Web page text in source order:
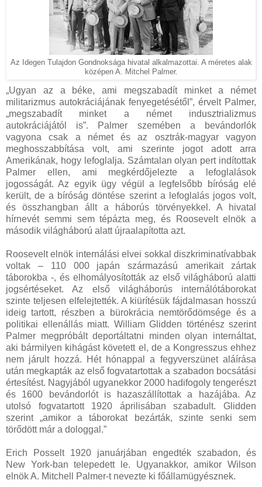
Az Idegen Tulajdon Gondnoksága hivatal alkalmazottai. A méretes alak
középen A. Mitchel Palmer.
„Ugyan az a béke, ami megszabadít minket a német
militarizmus autokráciájának fenyegetésétől”, érvelt Palmer,
„megszabadít minket a német indusztrializmus
autokráciájától is”. Palmer szemében a bevándorlók
vagyona csak a német és az osztrák-magyar vagyon
meghosszabbítása volt, ami szerinte jogot adott arra
Amerikának, hogy lefoglalja. Számtalan olyan pert indítottak
Palmer ellen, ami megkérdőjelezte a lefoglalások
jogosságát. Az egyik ügy végül a legfelsőbb bíróság elé
került, de a bíróság döntése szerint a lefoglalás jogos volt,
és összhangban állt a háborús törvényekkel. A hivatal
hírnevét semmi sem tépázta meg, és Roosevelt elnök a
második világháború alatt újraalapította azt.
Roosevelt elnök internálási elvei sokkal diszkriminatívabbak
voltak – 110 000 japán származású amerikait zártak
táborokba -, és elhomályosították az első világháború alatti
jogsértéseket. Az első világháborús internálótáborokat
szinte teljesen elfelejtették. A kiürítésük fájdalmasan hosszú
ideig tartott, részben a bürokrácia nemtörődömsége és a
politikai ellenállás miatt. William Glidden történész szerint
Palmer megpróbált deportáltatni minden olyan internáltat,
aki bármilyen kihágást követett el, de a Kongresszus ehhez
nem járult hozzá. Hét hónappal a fegyverszünet aláírása
után megkapták az első fogvatartottak a szabadon bocsátási
értesítést. Nagyjából ugyanekkor 2000 hadifogoly tengerészt
és 1600 bevándorlót is hazaszállítottak a hazájába. Az
utolsó fogvatartott 1920 áprilisában szabadult. Glidden
szerint „amikor a táborokat bezárták, szinte senki sem
törődött már a dologgal.”
Erich Posselt 1920 januárjában engedték szabadon, és
New York-ban telepedett le. Ugyanakkor, amikor Wilson
elnök A. Mitchell Palmer-t nevezte ki főállamügyésznek.